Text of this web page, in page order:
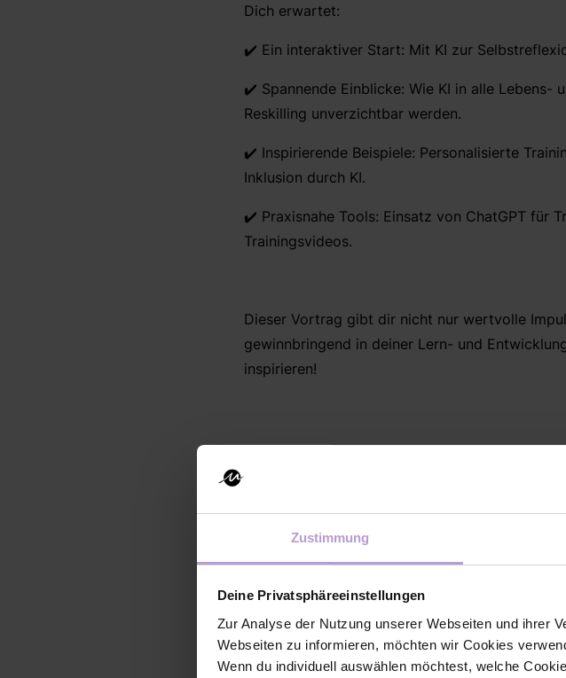
Zustimmung
Deine Privatsphäreeinstellungen
Zur Analyse der Nutzung unserer Webseiten und ihrer
Webseiten zu informieren, möchten wir Cookies
Wenn du individuell auswählen möchtest, welche
Dich erwartet:
✔️ Ein interaktiver Start: Mit KI zur
✔️ Spannende Einblicke: Wie KI in alle Lebens-
Reskilling unverzichtbar werden.
✔️ Inspirierende Beispiele: Personalisierte
Inklusion durch KI.
✔️ Praxisnahe Tools: Einsatz von ChatGPT für
Trainingsvideos.
Dieser Vortrag gibt dir nicht nur wertvolle
gewinnbringend in deiner Lern- und
inspirieren!
Unsere
Sarah
10 Jahre lang
Unternehmen. Sie
Kundenservice
Anwendungsfelder.